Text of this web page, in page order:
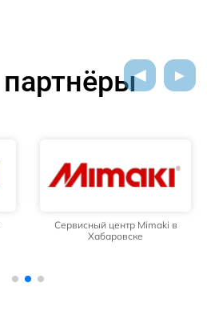
Сервисный центр Mimaki в
Хабаровске